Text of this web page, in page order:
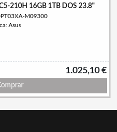
210H 16GB 1TB DOS 23.8"
M09300
Asus
1.025,10 €